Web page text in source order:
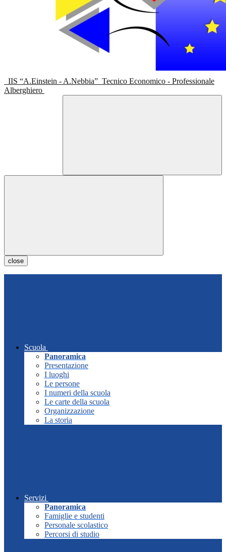
IIS “A.Einstein - A.Nebbia” Tecnico Economico - Professionale
Alberghiero
close
Scuola
Panoramica
Presentazione
I luoghi
Le persone
I numeri della scuola
Le carte della scuola
Organizzazione
La storia
Servizi
Panoramica
Famiglie e studenti
Personale scolastico
Percorsi di studio